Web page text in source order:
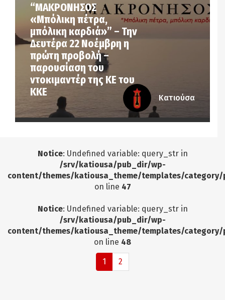
“ΜΑΚΡΟΝΗΣΟΣ
«Μπόλικη πέτρα,
μπόλικη καρδιά»” – Την
Δευτέρα 22 Νοέμβρη η
πρώτη προβολή –
παρουσίαση του
ντοκιμαντέρ της ΚΕ του
ΚΚΕ
Κατιούσα
Notice: Undefined variable: query_str in
/srv/katiousa/pub_dir/wp-
content/themes/katiousa_theme/templates/
on line 47
Notice: Undefined variable: query_str in
/srv/katiousa/pub_dir/wp-
content/themes/katiousa_theme/templates/
on line 48
1 2